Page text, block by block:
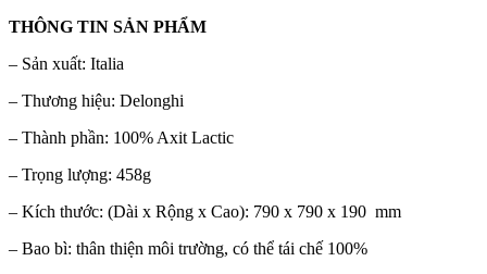
THÔNG TIN SẢN PHẨM
– Sản xuất: Italia
– Thương hiệu: Delonghi
– Thành phần: 100% Axit Lactic
– Trọng lượng: 458g
– Kích thước: (Dài x Rộng x Cao): 790 x 790 x 190 mm
– Bao bì: thân thiện môi trường, có thể tái chế 100%